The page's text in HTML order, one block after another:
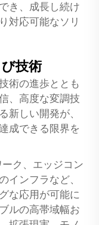
き、成長し続け
対応可能なソリ
技術
術の進歩ととも
、高度な変調技
新しい開発が、
成できる限界を
ク、エッジコン
インフラなど、
な応用が可能に
ルの高帯域幅お